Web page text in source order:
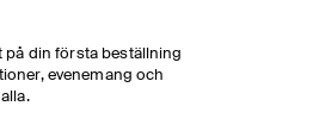
på din första beställning
evenemang och